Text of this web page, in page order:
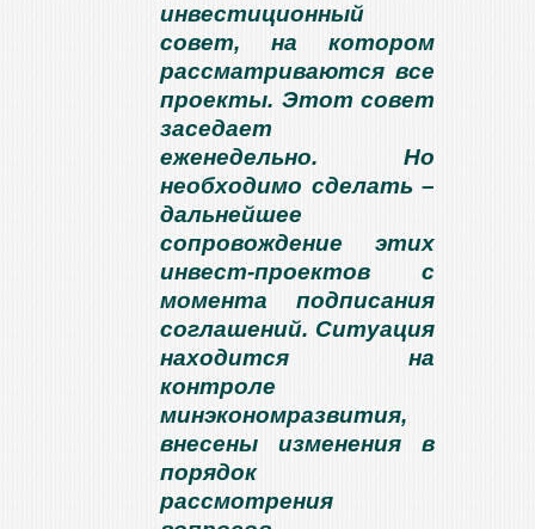
инвестиционный
совет, на котором
рассматриваются все
проекты. Этот совет
заседает
еженедельно. Но
необходимо сделать –
дальнейшее
сопровождение этих
инвест-проектов с
момента подписания
соглашений. Ситуация
находится на
контроле
минэкономразвития,
внесены изменения в
порядок
рассмотрения